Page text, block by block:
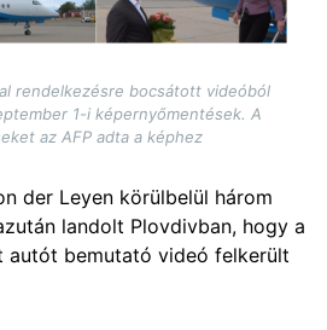
rendelkezésre bocsátott videóból
1-i képernyőmentések. A
az AFP adta a képhez
der Leyen körülbelül három
landolt Plovdivban, hogy a
bemutató videó felkerült